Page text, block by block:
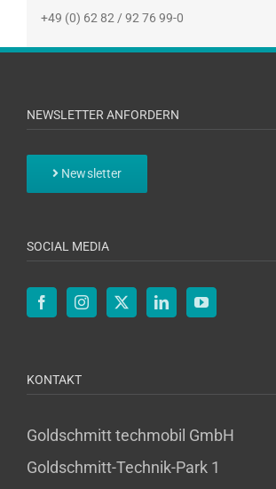
+49 (0) 62 82 / 92 76 99-0
NEWSLETTER ANFORDERN
Newsletter
SOCIAL MEDIA
KONTAKT
Goldschmitt techmobil GmbH
Goldschmitt-Technik-Park 1